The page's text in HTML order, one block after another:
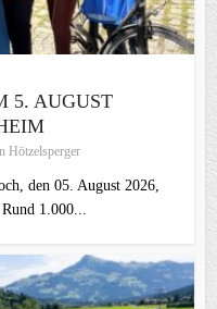
5. AUGUST
Hötzelsperger
den 05. August 2026,
1.000...